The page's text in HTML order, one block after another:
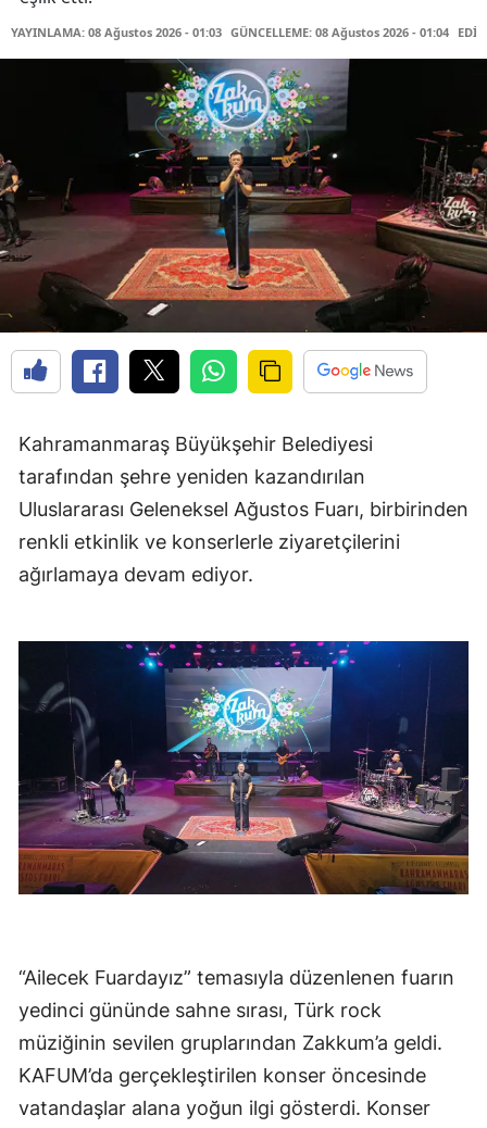
YAYINLAMA: 08 Ağustos 2026 - 01:03 GÜNCELLEME: 08 Ağustos 2026 - 01:04
Kahramanmaraş Büyükşehir Belediyesi
tarafından şehre yeniden kazandırılan
Uluslararası Geleneksel Ağustos Fuarı, birbirinden
renkli etkinlik ve konserlerle ziyaretçilerini
ağırlamaya devam ediyor.
“Ailecek Fuardayız” temasıyla düzenlenen fuarın
yedinci gününde sahne sırası, Türk rock
müziğinin sevilen gruplarından Zakkum’a geldi.
KAFUM’da gerçekleştirilen konser öncesinde
vatandaşlar alana yoğun ilgi gösterdi. Konser